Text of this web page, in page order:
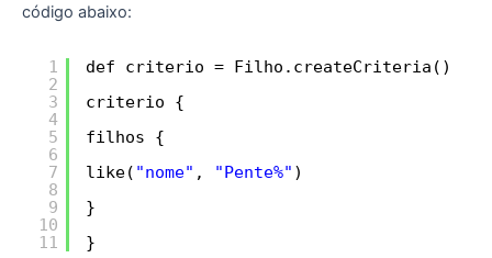
código abaixo:
1
2
3
4
5
6
7
8
9
10
11
def criterio = Filho.createCriteria()
criterio {
filhos {
like( "nome" , "Pente%" )
}
}